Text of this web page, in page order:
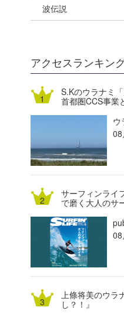
Yoshiyuki Obata
DELTA FORCE
熊谷素子
WAVAL
中浦“JET”章
進士剛光
植村未来
大野”MAR”修聖
喜納海人
☆加藤
Aichan
ECE
H
KID
KOBU
KY
MIN
mitz
OYZ
波伝説
アクセスランキン
S.Kのウラナミ
首都圏CCS事業
ウ
08
サーフィンライ
で磨く大人のサ
08
上條将美のウラ
し？！』